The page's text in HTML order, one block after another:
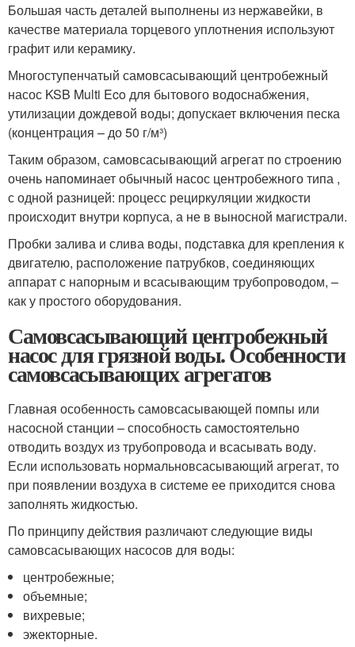
Большая часть деталей выполнены из нержавейки, в
качестве материала торцевого уплотнения используют
графит или керамику.
Многоступенчатый самовсасывающий центробежный
насос KSB Multi Eco для бытового водоснабжения,
утилизации дождевой воды; допускает включения песка
(концентрация – до 50 г/м³)
Таким образом, самовсасывающий агрегат по строению
очень напоминает обычный насос центробежного типа ,
с одной разницей: процесс рециркуляции жидкости
происходит внутри корпуса, а не в выносной магистрали.
Пробки залива и слива воды, подставка для крепления к
двигателю, расположение патрубков, соединяющих
аппарат с напорным и всасывающим трубопроводом, –
как у простого оборудования.
Самовсасывающий центробежный
насос для грязной воды. Особенности
самовсасывающих агрегатов
Главная особенность самовсасывающей помпы или
насосной станции – способность самостоятельно
отводить воздух из трубопровода и всасывать воду.
Если использовать нормальновсасывающий агрегат, то
при появлении воздуха в системе ее приходится снова
заполнять жидкостью.
По принципу действия различают следующие виды
самовсасывающих насосов для воды:
центробежные;
объемные;
вихревые;
эжекторные.